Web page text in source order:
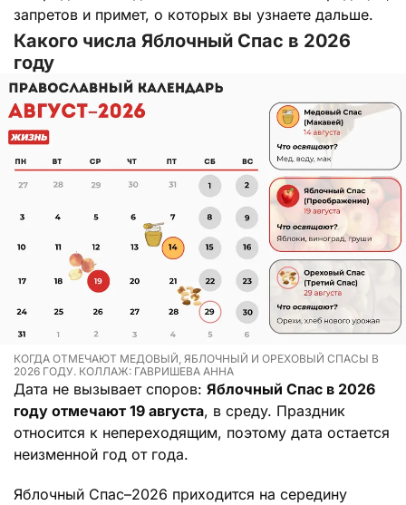
запретов и примет, о которых вы узнаете дальше.
Какого числа Яблочный Спас в 2026
году
КОГДА ОТМЕЧАЮТ МЕДОВЫЙ, ЯБЛОЧНЫЙ И ОРЕХОВЫЙ СПАСЫ В
2026 ГОДУ. КОЛЛАЖ: ГАВРИШЕВА АННА
Дата не вызывает споров: Яблочный Спас в 2026
году отмечают 19 августа, в среду. Праздник
относится к непереходящим, поэтому дата остается
неизменной год от года.
Яблочный Спас–2026 приходится на середину